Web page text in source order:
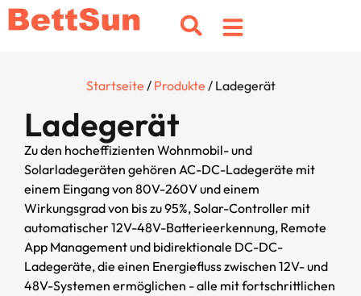
Startseite / Produkte / Ladegerät
Ladegerät
Zu den hocheffizienten Wohnmobil- und
Solarladegeräten gehören AC-DC-Ladegeräte mit
einem Eingang von 80V-260V und einem
Wirkungsgrad von bis zu 95%, Solar-Controller mit
automatischer 12V-48V-Batterieerkennung, Remote
App Management und bidirektionale DC-DC-
Ladegeräte, die einen Energiefluss zwischen 12V- und
48V-Systemen ermöglichen - alle mit fortschrittlichen